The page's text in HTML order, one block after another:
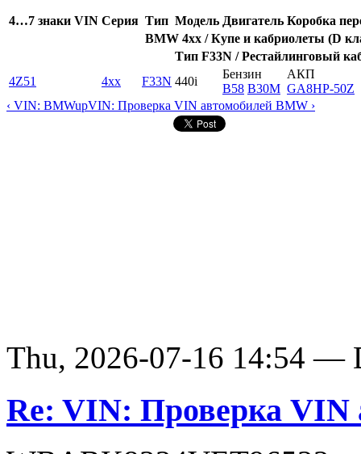
4…7 знаки VIN Серия Тип Модель Двигатель Коробка
BMW 4xx / Купе и кабриолеты (D
Тип F33N / Рестайлинговый
4Z51
4xx F33N 440i
Бензин
B58 B30M
АКП
GA8HP-50Z
‹ VIN: BMWupVIN: Проверка VIN автомобилей BMW ›
Thu, 2026-07-16 14:54 —
Re: VIN: Проверка VIN